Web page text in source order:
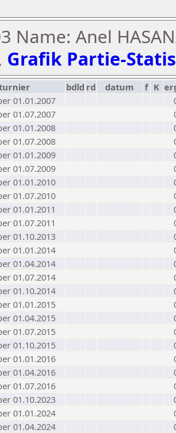
Name: Anel
Grafik Partie-
bdld rd datum f K
01.01.2007
01.07.2007
01.01.2008
01.07.2008
01.01.2009
01.07.2009
01.01.2010
01.07.2010
01.01.2011
01.07.2011
01.10.2013
01.01.2014
01.04.2014
01.07.2014
01.10.2014
01.01.2015
01.04.2015
01.07.2015
01.10.2015
01.01.2016
01.04.2016
01.07.2016
01.10.2023
01.01.2024
01.04.2024